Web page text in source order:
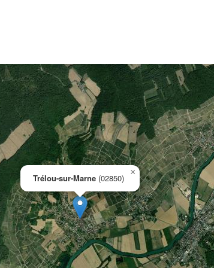
Trélou-sur-Marne (02850)
×